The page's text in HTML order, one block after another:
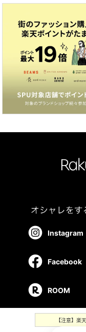
Instagram
Facebook
ROOM
【注意】楽